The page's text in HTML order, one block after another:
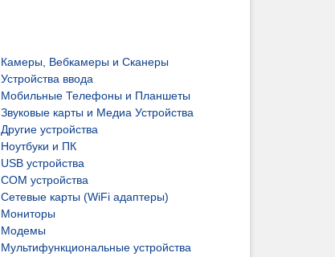
Камеры, Вебкамеры и Сканеры
Устройства ввода
Мобильные Телефоны и Планшеты
Звуковые карты и Медиа Устройства
Другие устройства
Ноутбуки и ПК
USB устройства
COM устройства
Сетевые карты (WiFi адаптеры)
Мониторы
Модемы
Мультифункциональные устройства